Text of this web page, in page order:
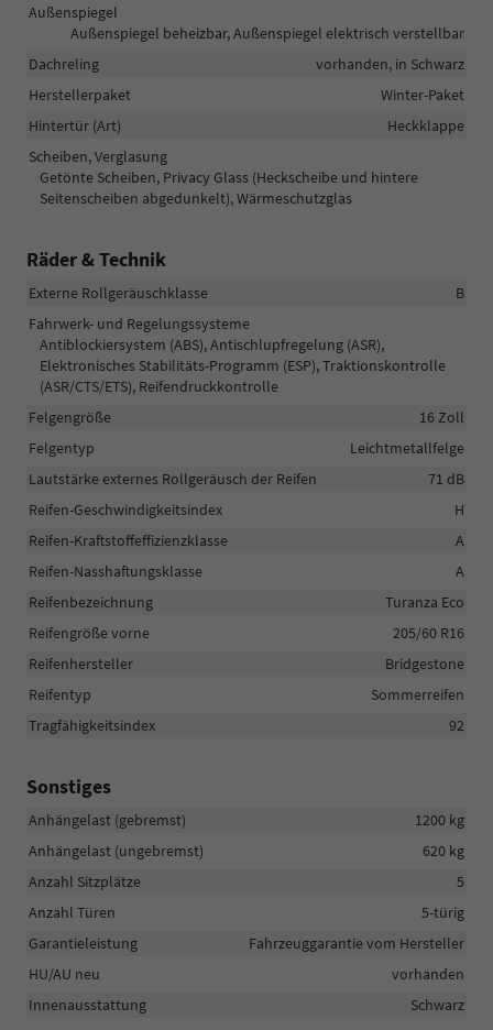
Außenspiegel
Außenspiegel beheizbar, Außenspiegel elektrisch verstellbar
Dachreling
vorhanden, in Schwarz
Herstellerpaket
Winter-Paket
Hintertür (Art)
Heckklappe
Scheiben, Verglasung
Getönte Scheiben, Privacy Glass (Heckscheibe und hintere
Seitenscheiben abgedunkelt), Wärmeschutzglas
Räder & Technik
Externe Rollgeräuschklasse
B
Fahrwerk- und Regelungssysteme
Antiblockiersystem (ABS), Antischlupfregelung (ASR),
Elektronisches Stabilitäts-Programm (ESP), Traktionskontrolle
(ASR/CTS/ETS), Reifendruckkontrolle
Felgengröße
16 Zoll
Felgentyp
Leichtmetallfelge
Lautstärke externes Rollgeräusch der Reifen
71 dB
Reifen-Geschwindigkeitsindex
H
Reifen-Kraftstoffeffizienzklasse
A
Reifen-Nasshaftungsklasse
A
Reifenbezeichnung
Turanza Eco
Reifengröße vorne
205/60 R16
Reifenhersteller
Bridgestone
Reifentyp
Sommerreifen
Tragfähigkeitsindex
92
Sonstiges
Anhängelast (gebremst)
1200 kg
Anhängelast (ungebremst)
620 kg
Anzahl Sitzplätze
5
Anzahl Türen
5-türig
Garantieleistung
Fahrzeuggarantie vom Hersteller
HU/AU neu
vorhanden
Innenausstattung
Schwarz